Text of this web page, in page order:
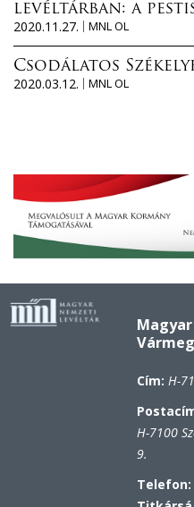
levéltárban: a
2020.11.27.
MNL OL
Csodálatos
2020.03.12.
MNL OL
Cím:H-
H-7100
9.
Telefon: